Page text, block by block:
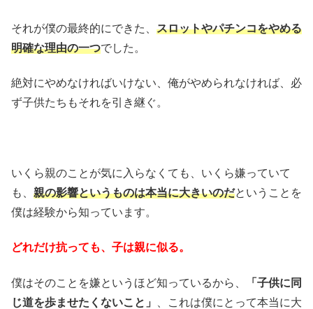
それが僕の最終的にできた、 スロットやパチンコをやめる
明確な理由の一つでした。
絶対にやめなければいけない、俺がやめられなければ、必
ず子供たちもそれを引き継ぐ。
いくら親のことが気に入らなくても、いくら嫌っていて
も、 親の影響というものは本当に大きいのだということを
僕は経験から知っています。
どれだけ抗っても、子は親に似る。
僕はそのことを嫌というほど知っているから、
「子供に同
じ道を歩ませたくないこと」
、これは僕にとって本当に大